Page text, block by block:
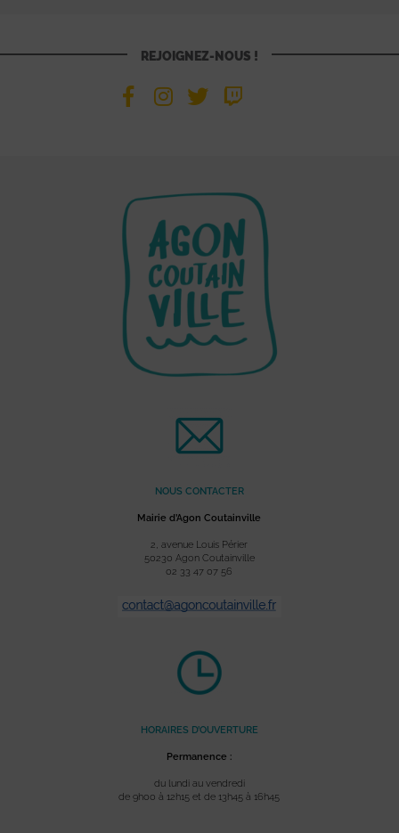
REJOIGNEZ-NOUS !
NOUS CONTACTER
Mairie d’Agon Coutainville
2, avenue Louis Périer
50230 Agon Coutainville
02 33 47 07 56
HORAIRES D’OUVERTURE
Permanence :
du lundi au vendredi
de 9h00 à 12h15 et de 13h45 à 16h45